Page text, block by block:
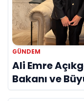
GÜNDEM
Ali Emre
Bakanı ve
Bir Araya